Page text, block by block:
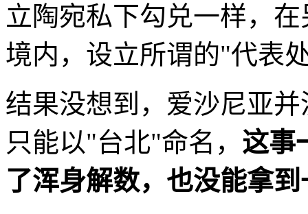
立陶宛私下勾兑一样，
境内，设立所谓的"代表
结果没想到，爱沙尼亚
只能以"台北"命名， 这事
了浑身解数，也没能拿